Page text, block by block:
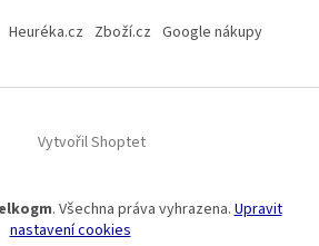
Heuréka.cz Zboží.cz Google nákupy
Vytvořil Shoptet
. Všechna práva vyhrazena. Upravit
nastavení cookies